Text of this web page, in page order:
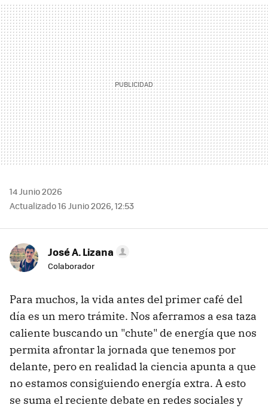
MAIL
14 Junio 2026
Actualizado 16 Junio 2026, 12:53
José A. Lizana
Colaborador
Para muchos, la vida antes del primer café del
día es un mero trámite. Nos aferramos a esa taza
caliente buscando un "chute" de energía que nos
permita afrontar la jornada que tenemos por
delante, pero en realidad la ciencia apunta a que
no estamos consiguiendo energía extra. A esto
se suma el reciente debate en redes sociales y